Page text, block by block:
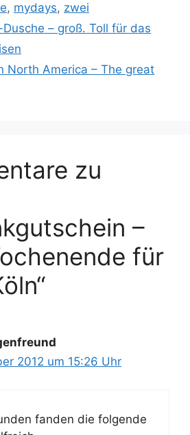
, mydays, zwei
– groß. Toll für das
North America – The great
zu
–
für
2012 um 15:26 Uhr
fanden die folgende